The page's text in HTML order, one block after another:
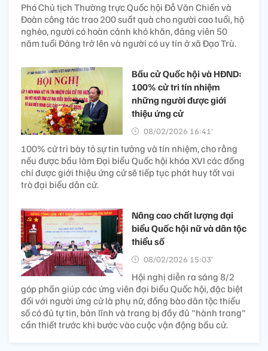
Phó Chủ tịch Thường trực Quốc hội Đỗ Văn Chiến và
Đoàn công tác trao 200 suất quà cho người cao tuổi, hộ
nghèo, người có hoàn cảnh khó khăn, đảng viên 50
năm tuổi Đảng trở lên và người có uy tín ở xã Đạo Trù.
Bầu cử Quốc hội và HĐND:
100% cử tri tín nhiệm
những người được giới
thiệu ứng cử
08/02/2026 16:41’
100% cử tri bày tỏ sự tin tưởng và tín nhiệm, cho rằng
nếu được bầu làm Đại biểu Quốc hội khóa XVI các đồng
chí được giới thiệu ứng cử sẽ tiếp tục phát huy tốt vai
trò đại biểu dân cử.
Nâng cao chất lượng đại
biểu Quốc hội nữ và dân tộc
thiểu số
08/02/2026 15:03’
Hội nghị diễn ra sáng 8/2
góp phần giúp các ứng viên đại biểu Quốc hội, đặc biệt
đối với người ứng cử là phụ nữ, đồng bào dân tộc thiểu
số có đủ tự tin, bản lĩnh và trang bị đầy đủ "hành trang"
cần thiết trước khi bước vào cuộc vận động bầu cử.